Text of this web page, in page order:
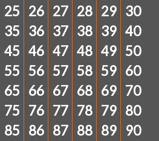
25 26 27 28 29 30
35 36 37 38 39 40
45 46 47 48 49 50
55 56 57 58 59 60
65 66 67 68 69 70
75 76 77 78 79 80
85 86 87 88 89
90